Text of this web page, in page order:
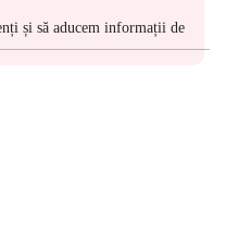
și să aducem informații de